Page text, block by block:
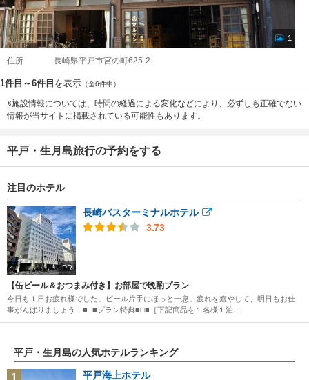
1
住所 長崎県平戸市宮の町625-2
1件目～6件目 を表示 （全6件中）
※施設情報については、時間の経過による変化などにより、必ずしも正確でない
情報が当サイトに掲載されている可能性もあります。
平戸・生月島旅行の予約をする
注目のホテル
PR
長崎バスターミナルホテル
3.73
【缶ビール＆おつまみ付き】お部屋で晩酌プラン
今日も１日お疲れ様でした。ビール片手にほっと一息。疲れを癒やして、明日もお仕
事がんばりましょう！■□■プラン特典■□■［下記商品を１名様１泊...
平戸・生月島の人気ホテルランキング
1 平戸海上ホテル